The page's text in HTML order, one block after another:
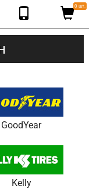
0 шт.
GoodYear
Kelly